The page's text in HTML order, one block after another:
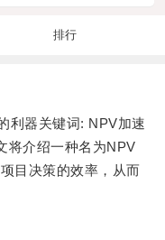
排行
器关键词: NPV加速
将介绍一种名为NPV
目决策的效率，从而